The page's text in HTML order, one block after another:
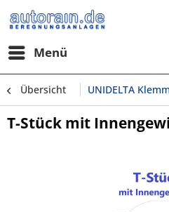
Menü
Übersicht UNIDELTA
T-Stück mit